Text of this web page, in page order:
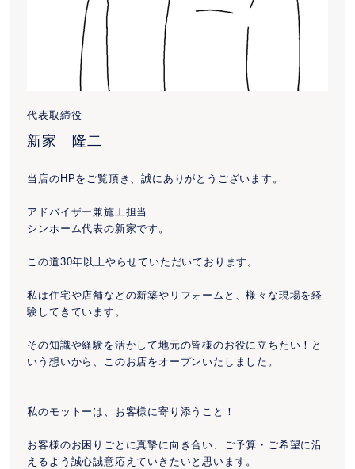
代表取締役
新家 隆二
当店のHPをご覧頂き、誠にありがとうございます。
アドバイザー兼施工担当
シンホーム代表の新家です。
この道30年以上やらせていただいております。
私は住宅や店舗などの新築やリフォームと、様々な現場を経
験してきています。
その知識や経験を活かして地元の皆様のお役に立ちたい！と
いう想いから、このお店をオープンいたしました。
私のモットーは、お客様に寄り添うこと！
お客様のお困りごとに真摯に向き合い、ご予算・ご希望に沿
えるよう誠心誠意応えていきたいと思います。